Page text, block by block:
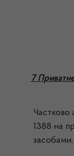
7
Частково
1388 на
засобами,